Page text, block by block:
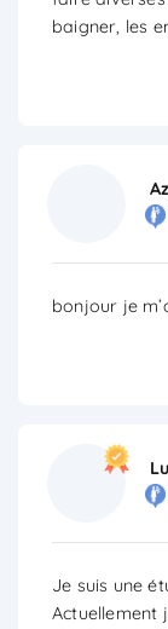
baigner, les
bonjour je
Je suis une
Actuellement